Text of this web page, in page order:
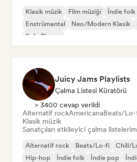
Klasik müzik Film müziği İndie folk
Enstrümantal
Neo/Modern Klasik
Solo Piyano
Juicy Jams Playlists
Çalma Listesi Küratörü
> 3400 cevap verildi
Alternatif rockAmericanaBeats/
Klasik müzik
Sanatçıları etkileyici çalma
Alternatif rock Beats/Lo-fi
Chill/
Hip-hop
İndie folk İndie pop